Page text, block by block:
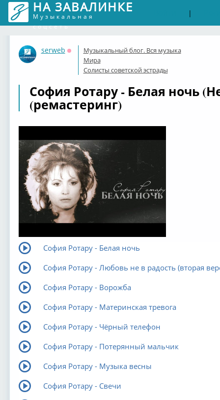
НА ЗАВАЛИНКЕ
Музыкальная
соцсеть
|
serweb
Оффлайн
Музыкальный блог. Вся музыка
Мира
Солисты советской эстрады
София Ротару - Белая ночь
(ремастеринг)
София Ротару - Белая ночь
София Ротару - Любовь не в радость (вторая
София Ротару - Ворожба
София Ротару - Материнская тревога
София Ротару - Чёрный телефон
София Ротару - Потерянный мальчик
София Ротару - Музыка весны
София Ротару - Свечи